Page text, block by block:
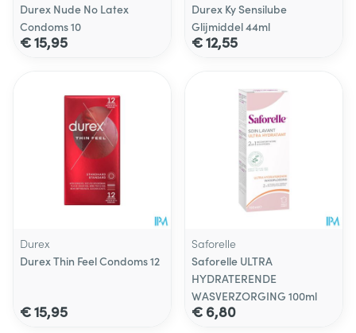
Durex Nude No Latex
Condoms 10
€ 15,95
Durex Ky Sensilube
Glijmiddel 44ml
€ 12,55
Durex
Durex Thin Feel Condoms 12
€ 15,95
Saforelle
Saforelle ULTRA
HYDRATERENDE
WASVERZORGING 100ml
€ 6,80